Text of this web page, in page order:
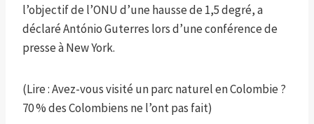
l’objectif de l’ONU d’une hausse de 1,5 degré, a
déclaré António Guterres lors d’une conférence de
presse à New York.
(Lire : Avez-vous visité un parc naturel en Colombie ?
70 % des Colombiens ne l’ont pas fait)